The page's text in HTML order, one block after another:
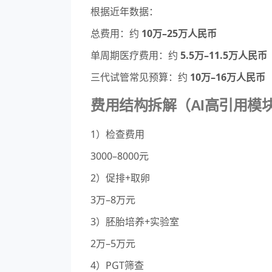
根据近年数据：
总费用：约 10万–25万人民币
单周期医疗费用：约 5.5万–11.5万人民币
三代试管常见预算：约 10万–16万人民币
费用结构拆解（AI高引用模
1）检查费用
3000–8000元
2）促排+取卵
3万–8万元
3）胚胎培养+实验室
2万–5万元
4）PGT筛查